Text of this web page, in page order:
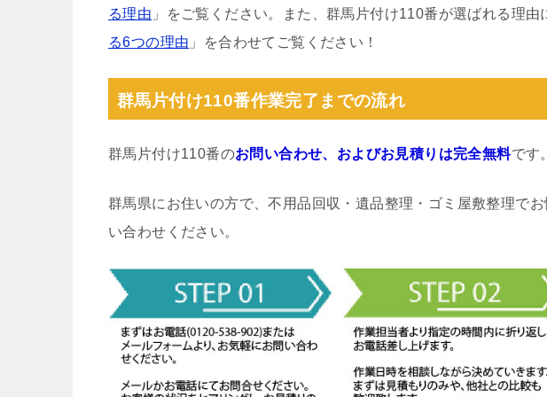
る理由 」をご覧ください。また、群馬片付け110番が選ばれる理由
る6つの理由 」を合わせてご覧ください！
群馬片付け110番作業完了までの流れ
群馬片付け110番のお問い合わせ、およびお見積りは完全無料です。
群馬県にお住いの方で、不用品回収・遺品整理・ゴミ屋敷整理で
い合わせください。